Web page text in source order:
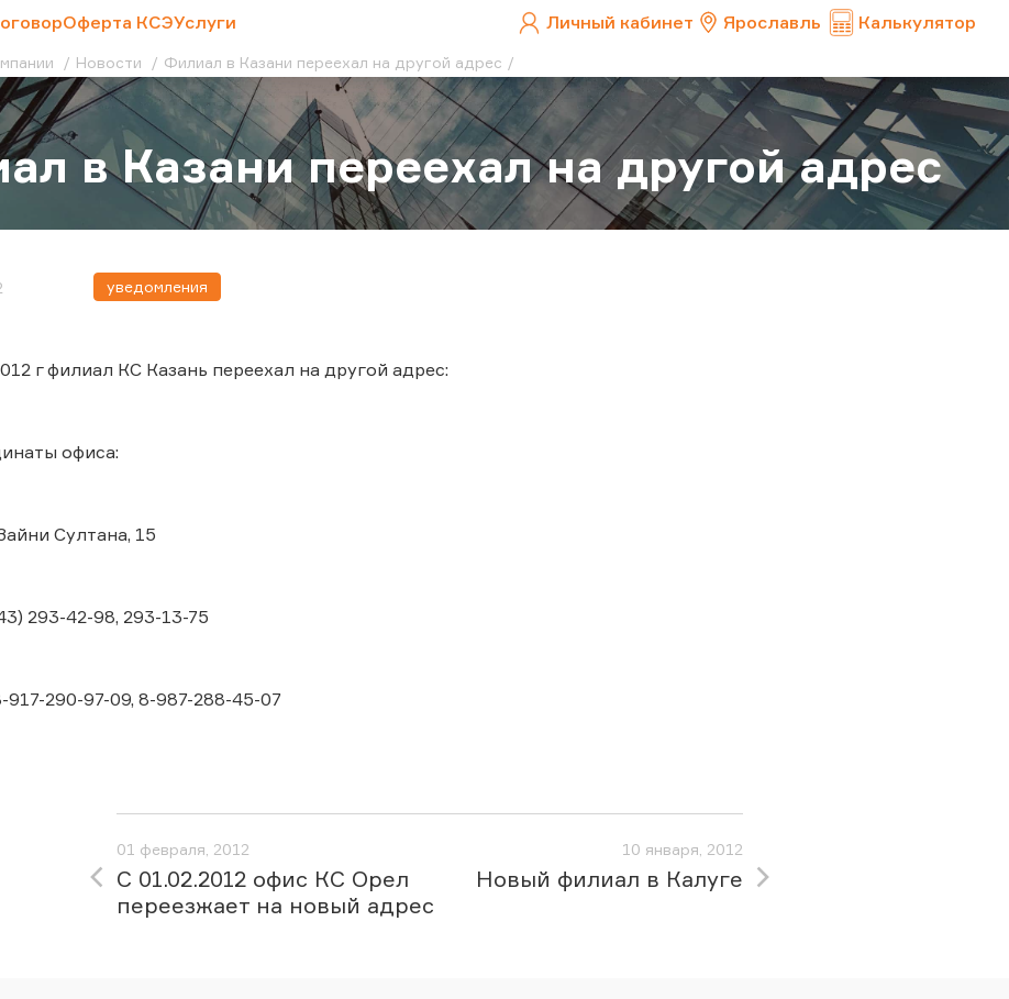
Оферта КСЭУслуги Личный кабинет Ярославль Калькулятор
Новости Филиал в Казани переехал на другой адрес
в Казани переехал на другой адрес
уведомления
г филиал КС Казань переехал на другой адрес:
офиса:
Султана, 15
293-42-98, 293-13-75
290-97-09, 8-987-288-45-07
01 февраля, 2012
С 01.02.2012 офис КС Орел
переезжает на новый адрес
10 января, 2012
Новый филиал в Калуге